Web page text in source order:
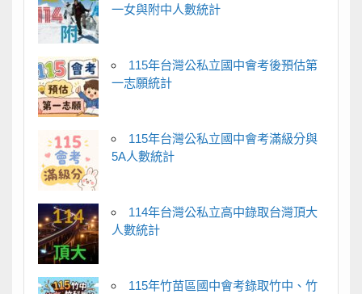
一女與附中人數統計
115年台灣公私立國中會考後預估第
一志願統計
115年台灣公私立國中會考滿級分與
5A人數統計
114年台灣公私立高中錄取台灣頂大
人數統計
115年竹苗區國中會考錄取竹中、竹